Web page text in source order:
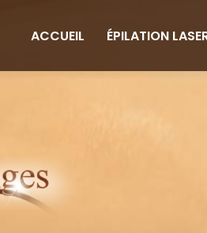
ACCUEIL
ÉPILATION